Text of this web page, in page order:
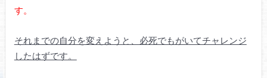
す。
それまでの自分を変えようと、必死でもがいてチャレンジ
したはずです。